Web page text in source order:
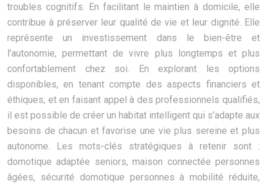
troubles cognitifs. En facilitant le maintien à domicile, elle
contribue à préserver leur qualité de vie et leur dignité. Elle
représente un investissement dans le bien-être et
l’autonomie, permettant de vivre plus longtemps et plus
confortablement chez soi. En explorant les options
disponibles, en tenant compte des aspects financiers et
éthiques, et en faisant appel à des professionnels qualifiés,
il est possible de créer un habitat intelligent qui s’adapte aux
besoins de chacun et favorise une vie plus sereine et plus
autonome. Les mots-clés stratégiques à retenir sont :
domotique adaptée seniors, maison connectée personnes
âgées, sécurité domotique personnes à mobilité réduite,